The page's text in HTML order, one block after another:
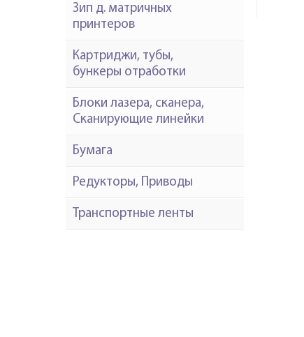
Зип д. матричных
принтеров
Картриджи, тубы,
бункеры отработки
Блоки лазера, сканера,
Сканирующие линейки
Бумага
Редукторы, Приводы
Транспортные ленты